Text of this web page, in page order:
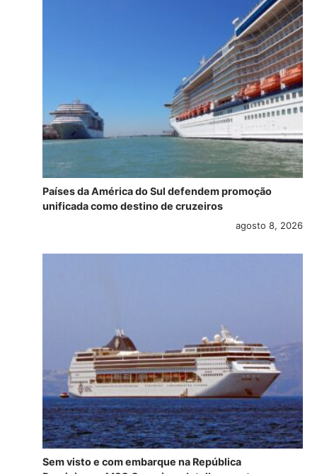
Países da América do Sul defendem promoção
unificada como destino de cruzeiros
agosto 8, 2026
Sem visto e com embarque na República